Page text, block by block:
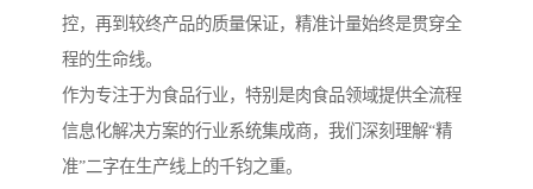
控，再到较终产品的质量保证，精准计量始终是贯穿全
程的生命线。
作为专注于为食品行业，特别是肉食品领域提供全流程
信息化解决方案的行业系统集成商，我们深刻理解“精
准”二字在生产线上的千钧之重。